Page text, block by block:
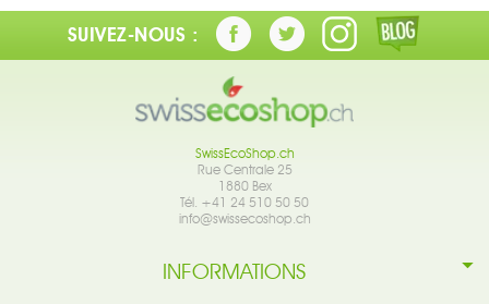
SUIVEZ-NOUS :
SwissEcoShop.ch
Rue Centrale 25
1880 Bex
Tél. +41 24 510 50 50
info@swissecoshop.ch
INFORMATIONS